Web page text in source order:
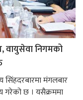
वायुसेवा निगमको
सिंहदरबारमा मंगलबार
गरेको छ । यसैक्रममा